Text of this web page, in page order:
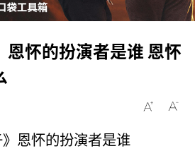
恩怀的扮演者是谁 恩怀
》恩怀的扮演者是谁